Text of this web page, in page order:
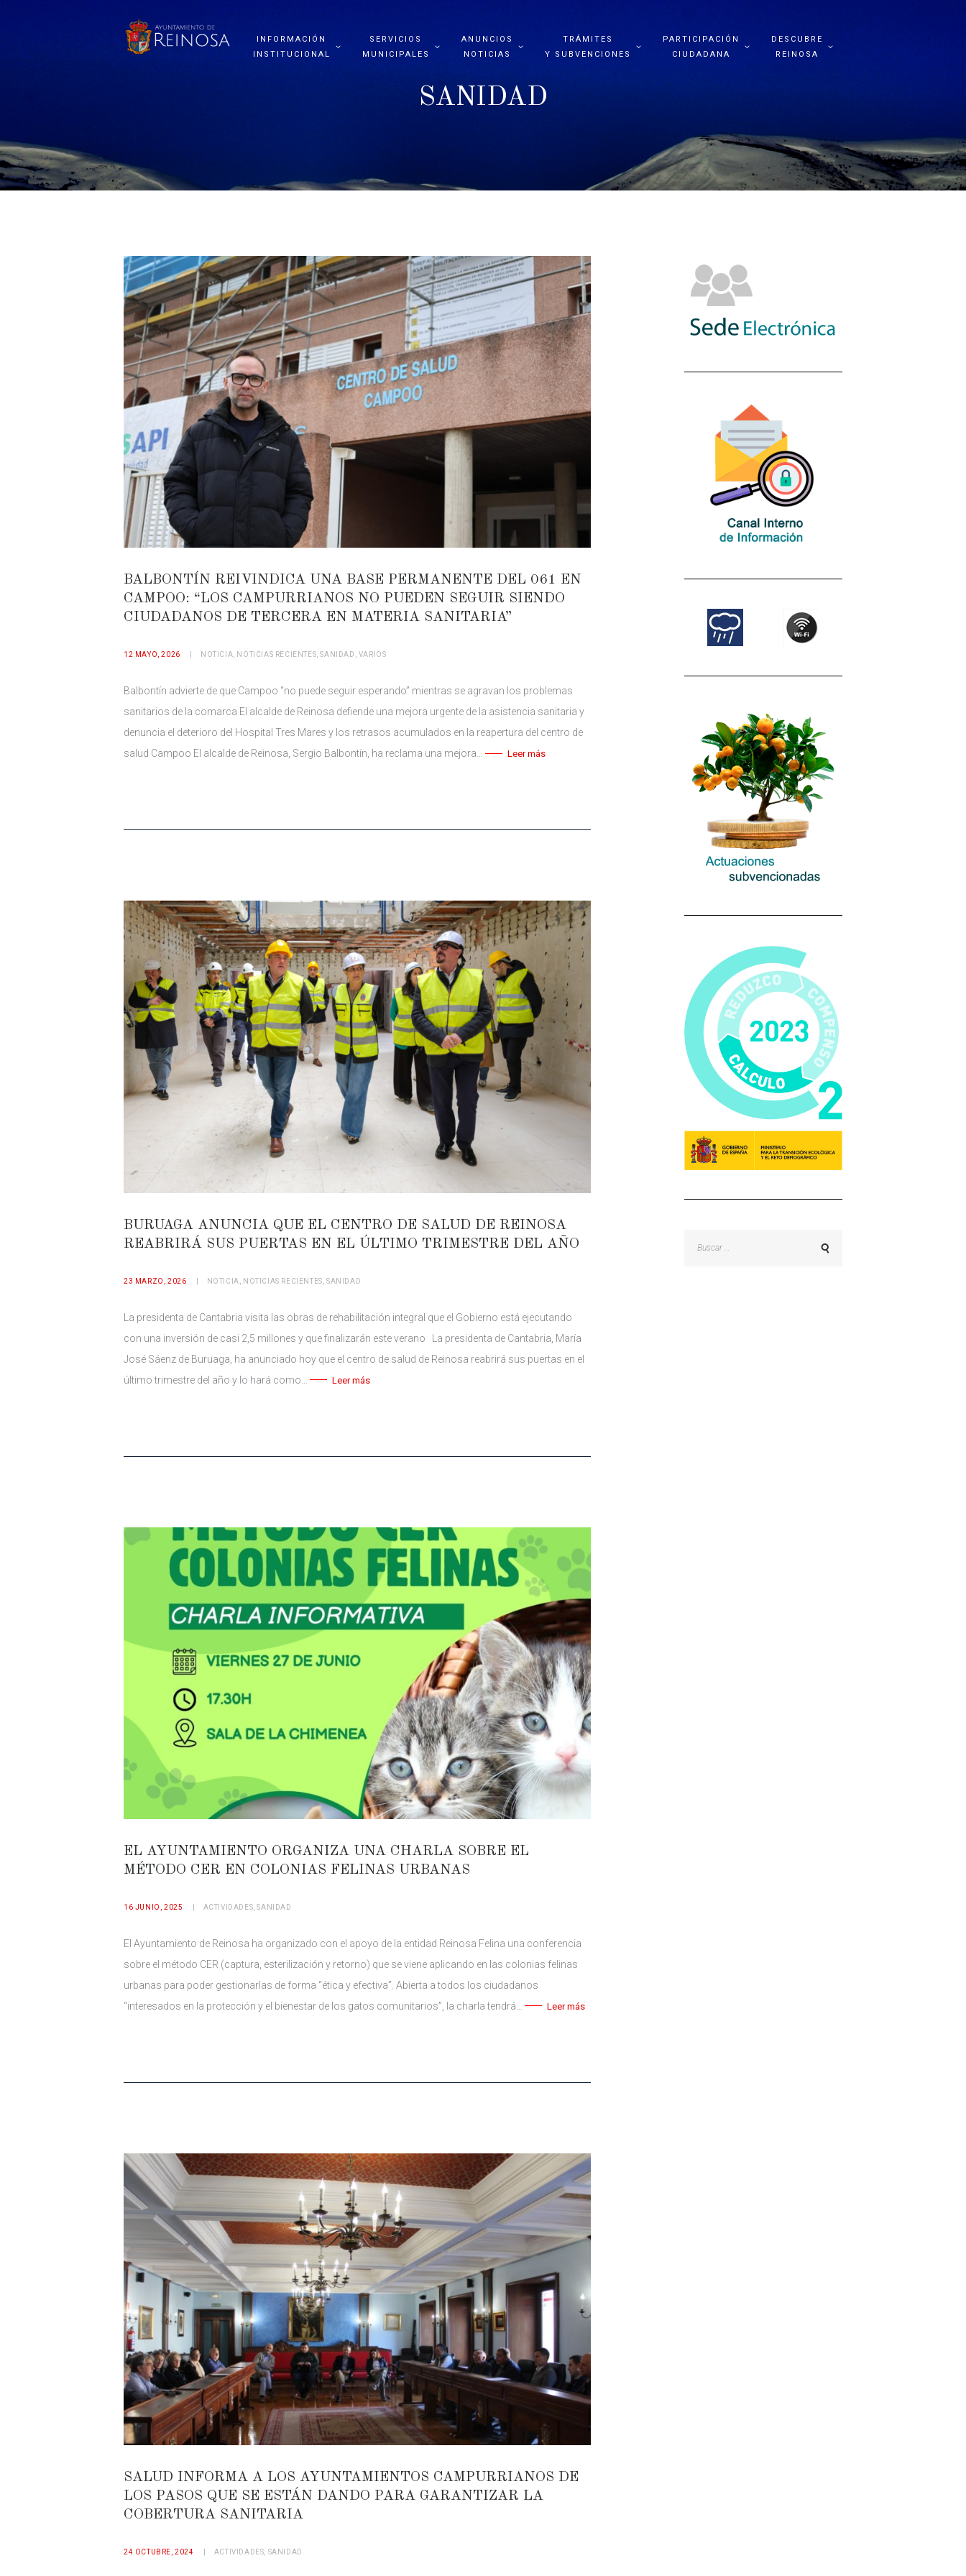
INFORMACIÓN
INSTITUCIONAL
SERVICIOS
MUNICIPALES
ANUNCIOS
NOTICIAS
TRÁMITES
Y SUBVENCIONES
PARTICIPACIÓN
CIUDADANA
DESCUBRE
REINOSA
SANIDAD
BALBONTÍN REIVINDICA UNA BASE PERMANENTE DEL 061 EN
CAMPOO: “LOS CAMPURRIANOS NO PUEDEN SEGUIR SIENDO
CIUDADANOS DE TERCERA EN MATERIA SANITARIA”
12 MAYO, 2026 NOTICIA, NOTICIAS RECIENTES,SANIDAD , VARIOS
Balbontín advierte de que Campoo “no puede seguir esperando” mientras se agravan los problemas
sanitarios de la comarca El alcalde de Reinosa defiende una mejora urgente de la asistencia sanitaria y
denuncia el deterioro del Hospital Tres Mares y los retrasos acumulados en la reapertura del centro de
salud Campoo El alcalde de Reinosa, Sergio Balbontín, ha reclama una mejora…
Leer más
BURUAGA ANUNCIA QUE EL CENTRO DE SALUD DE REINOSA
REABRIRÁ SUS PUERTAS EN EL ÚLTIMO TRIMESTRE DEL AÑO
23 MARZO, 2026 NOTICIA NOTICIAS RECIENTES ,SANIDAD
La presidenta de Cantabria visita las obras de rehabilitación integral que el Gobierno está ejecutando
con una inversión de casi 2,5 millones y que finalizarán este verano La presidenta de Cantabria, María
José Sáenz de Buruaga, ha anunciado hoy que el centro de salud de Reinosa reabrirá sus puertas en el
último trimestre del año y lo hará como…
Leer más
EL AYUNTAMIENTO ORGANIZA UNA CHARLA SOBRE EL
MÉTODO CER EN COLONIAS FELINAS URBANAS
16 JUNIO, 2025 ACTIVIDADES ,SANIDAD
El Ayuntamiento de Reinosa ha organizado con el apoyo de la entidad Reinosa Felina una conferencia
sobre el método CER (captura, esterilización y retorno) que se viene aplicando en las colonias felinas
urbanas para poder gestionarlas de forma “ética y efectiva”. Abierta a todos los ciudadanos
“interesados en la protección y el bienestar de los gatos comunitarios”, la charla tendrá…
Leer más
SALUD INFORMA A LOS AYUNTAMIENTOS CAMPURRIANOS DE
LOS PASOS QUE SE ESTÁN DANDO PARA GARANTIZAR LA
COBERTURA SANITARIA
24 OCTUBRE, 2024 ACTIVIDADES SANIDAD